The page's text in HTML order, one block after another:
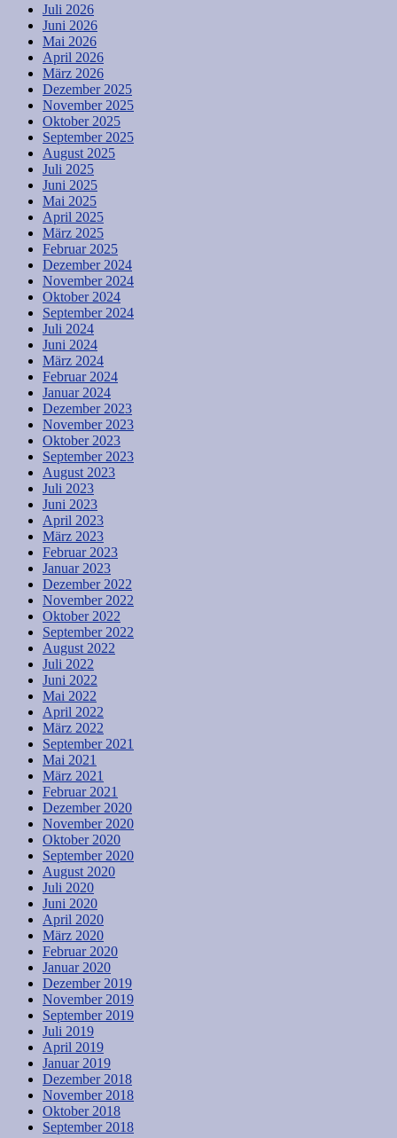
Juli 2026
Juni 2026
Mai 2026
April 2026
März 2026
Dezember 2025
November 2025
Oktober 2025
September 2025
August 2025
Juli 2025
Juni 2025
Mai 2025
April 2025
März 2025
Februar 2025
Dezember 2024
November 2024
Oktober 2024
September 2024
Juli 2024
Juni 2024
März 2024
Februar 2024
Januar 2024
Dezember 2023
November 2023
Oktober 2023
September 2023
August 2023
Juli 2023
Juni 2023
April 2023
März 2023
Februar 2023
Januar 2023
Dezember 2022
November 2022
Oktober 2022
September 2022
August 2022
Juli 2022
Juni 2022
Mai 2022
April 2022
März 2022
September 2021
Mai 2021
März 2021
Februar 2021
Dezember 2020
November 2020
Oktober 2020
September 2020
August 2020
Juli 2020
Juni 2020
April 2020
März 2020
Februar 2020
Januar 2020
Dezember 2019
November 2019
September 2019
Juli 2019
April 2019
Januar 2019
Dezember 2018
November 2018
Oktober 2018
September 2018